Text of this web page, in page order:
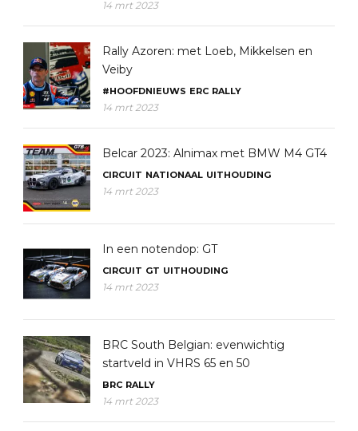
14 mrt 2023
Rally Azoren: met Loeb, Mikkelsen en
Veiby
#HOOFDNIEUWS ERC RALLY
14 mrt 2023
Belcar 2023: Alnimax met BMW M4 GT4
CIRCUIT NATIONAAL UITHOUDING
14 mrt 2023
In een notendop: GT
CIRCUIT GT UITHOUDING
14 mrt 2023
BRC South Belgian: evenwichtig
startveld in VHRS 65 en 50
BRC RALLY
14 mrt 2023